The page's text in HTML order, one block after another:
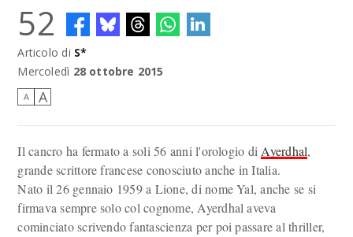
52
Articolo di S*
Mercoledì 28 ottobre 2015
A A
Il cancro ha fermato a soli 56 anni l'orologio di Ayerdhal,
grande scrittore francese conosciuto anche in Italia.
Nato il 26 gennaio 1959 a Lione, di nome Yal, anche se si
firmava sempre solo col cognome, Ayerdhal aveva
cominciato scrivendo fantascienza per poi passare al thriller,